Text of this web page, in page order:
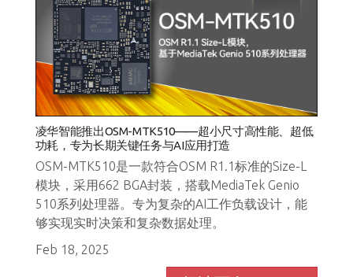
凌华智能推出OSM-MTK510——超小尺寸高性能、超低
功耗，专为长期关键任务与AI应用打造
OSM-MTK510是一款符合OSM R1.1标准的Size-L
模块，采用662 BGA封装，搭载MediaTek Genio
510系列处理器。专为复杂的AI工作负载设计，能
够实现实时决策和复杂数据处理。
Feb 18, 2025